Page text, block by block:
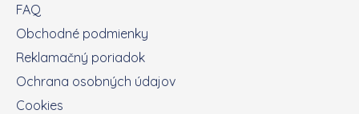
FAQ
Obchodné podmienky
Reklamačný poriadok
Ochrana osobných údajov
Cookies